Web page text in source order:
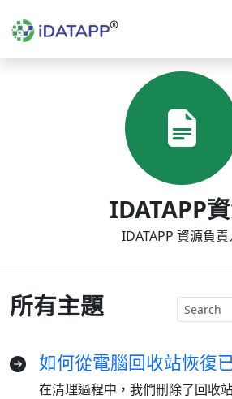
IDATAPP
IDATAPP 資源負責
所有主題
如何從電腦回收站恢復
在清理過程中，我們刪除了回收